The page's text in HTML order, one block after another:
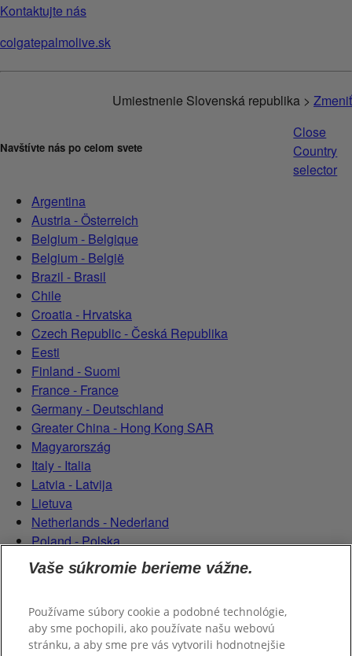
Kontaktujte nás
colgatepalmolive.sk
Umiestnenie Slovenská republika > Zmeniť
Navštívte nás po celom svete
Close
Country
selector
Argentina
Austria - Österreich
Belgium - Belgique
Belgium - België
Brazil - Brasil
Chile
Croatia - Hrvatska
Czech Republic - Česká Republika
Eesti
Finland - Suomi
France - France
Germany - Deutschland
Greater China - Hong Kong SAR
Magyarország
Italy - Italia
Latvia - Latvija
Lietuva
Netherlands - Nederland
Poland - Polska
România
Serbian (Serbia)
Slovenija
Switzerland (Schweiz)
Vaše súkromie berieme vážne.
Používame súbory cookie a podobné technológie,
aby sme pochopili, ako používate našu webovú
stránku, a aby sme pre vás vytvorili hodnotnejšie